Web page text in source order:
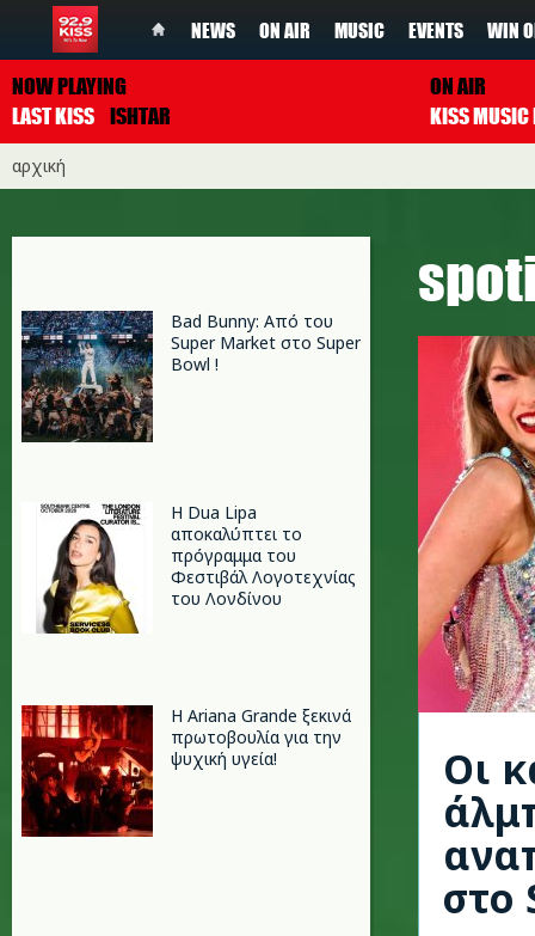
NEWS ON AIR MUSIC EVENTS WIN
NOW PLAYING
LAST KISS ISHTAR
ON AIR
αρχική
Bad Bunny: Από του
Super Market στο Super
Bowl !
Η Dua Lipa
αποκαλύπτει το
πρόγραμμα του
Φεστιβάλ Λογοτεχνίας
του Λονδίνου
Η Ariana Grande ξεκινά
πρωτοβουλία για την
ψυχική υγεία!
Οι
στο